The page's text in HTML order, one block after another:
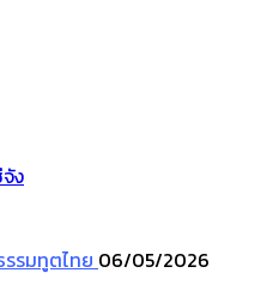
ง
รมทูตไทย 06/05/2026